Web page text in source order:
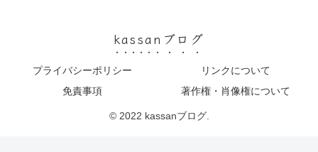
kassanブログ
プライバシーポリシー
リンクについて
免責事項
著作権・肖像権について
© 2022 kassanブログ.